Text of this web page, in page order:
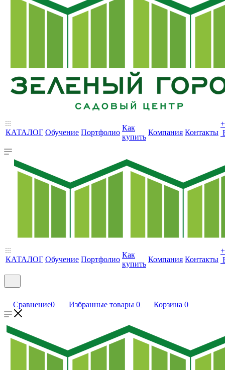
КАТАЛОГ Обучение Портфолио
Как
купить
Компания Контакты
+
КАТАЛОГ Обучение Портфолио
Как
купить
Компания Контакты
+
Сравнение0 Избранные товары 0 Корзина 0